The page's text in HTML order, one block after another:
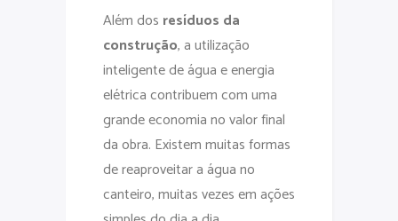
Além dos resíduos da
construção, a utilização
inteligente de água e energia
elétrica contribuem com uma
grande economia no valor final
da obra. Existem muitas formas
de reaproveitar a água no
canteiro, muitas vezes em ações